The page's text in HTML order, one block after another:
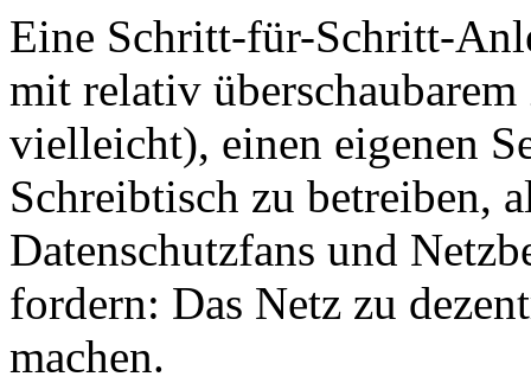
Eine Schritt-für-Schritt-
mit relativ
vielleicht), einen eigenen
Schreibtisch zu betreiben,
Datenschutzfans und
fordern: Das Netz zu
machen.